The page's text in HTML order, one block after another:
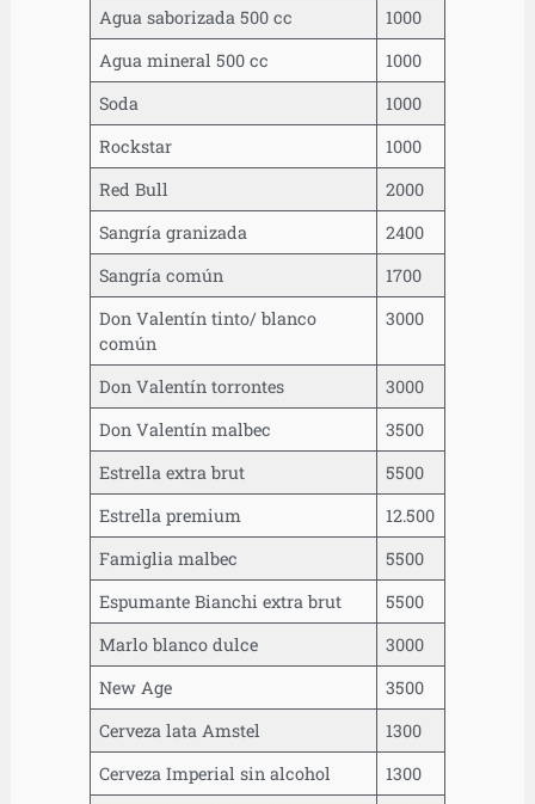
Agua saborizada 500 cc
1000
Agua mineral 500 cc
1000
Soda
1000
Rockstar
1000
Red Bull
2000
Sangría granizada
2400
Sangría común
1700
Don Valentín tinto/ blanco
común
3000
Don Valentín torrontes
3000
Don Valentín malbec
3500
Estrella extra brut
5500
Estrella premium
12.500
Famiglia malbec
5500
Espumante Bianchi extra brut
5500
Marlo blanco dulce
3000
New Age
3500
Cerveza lata Amstel
1300
Cerveza Imperial sin alcohol
1300